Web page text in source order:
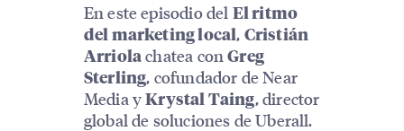
En este episodio del El ritmo
del marketing local, Cristián
Arriola chatea conGreg
Sterling, cofundador de Near
Media yKrystal Taing, director
global de soluciones de Uberall.